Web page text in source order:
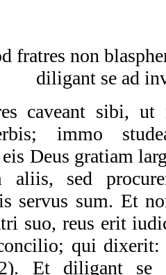
fratres non
diligant se ad
caveant sibi, ut
immo
Deus gratiam
aliis, sed
servus sum. Et
suo, reus erit
qui dixerit:
Et diligant se